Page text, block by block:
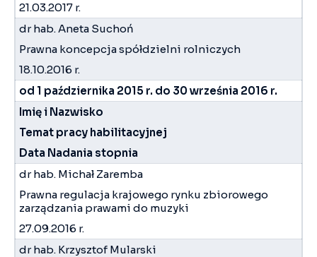
21.03.2017 r.
dr hab. Aneta Suchoń
Prawna koncepcja spółdzielni rolniczych
18.10.2016 r.
od 1 października 2015 r. do 30 września 2016 r.
Imię i Nazwisko
Temat pracy habilitacyjnej
Data Nadania stopnia
dr hab. Michał Zaremba
Prawna regulacja krajowego rynku zbiorowego
zarządzania prawami do muzyki
27.09.2016 r.
dr hab. Krzysztof Mularski